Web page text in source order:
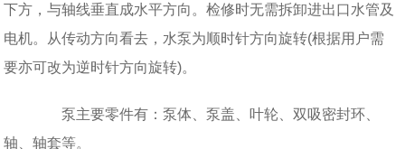
下方，与轴线垂直成水平方向。检修时无需拆卸进出口水管及
电机。从传动方向看去，水泵为顺时针方向旋转(根据用户需
要亦可改为逆时针方向旋转)。
泵主要零件有：泵体、泵盖、叶轮、双吸密封环、
轴、轴套等。